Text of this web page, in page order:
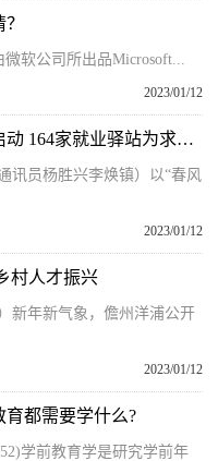
软公司所出品Microsoft...
2023/01/12
世界讯息：2023年海南春风行动启动 164家就业驿站为求职者和用人单位牵线搭桥
讯员杨胜兴李焕镇）以“春风
2023/01/12
村人才振兴
新年新气象，儋州洋浦公开
2023/01/12
都需要学什么?
学前教育学是研究学前年